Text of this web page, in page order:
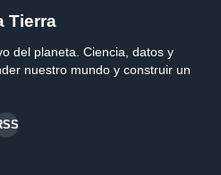
Tierra
del planeta. Ciencia, datos y
nuestro mundo y construir un